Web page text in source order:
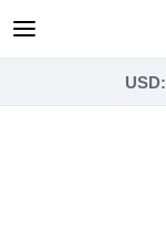
USD: